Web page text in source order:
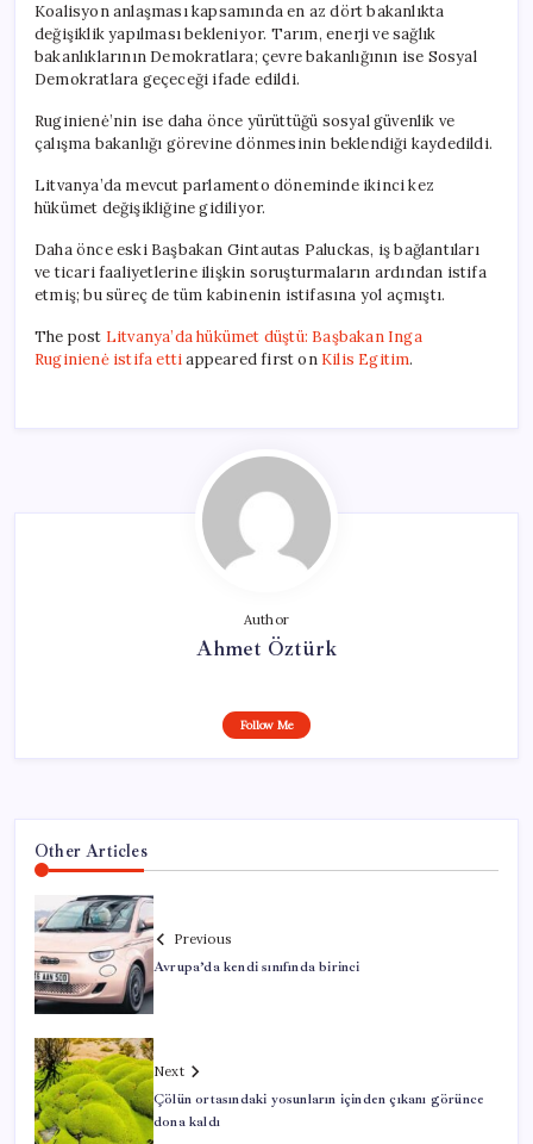
Koalisyon anlaşması kapsamında en az dört bakanlıkta
değişiklik yapılması bekleniyor. Tarım, enerji ve sağlık
bakanlıklarının Demokratlara; çevre bakanlığının ise Sosyal
Demokratlara geçeceği ifade edildi.
Ruginienė’nin ise daha önce yürüttüğü sosyal güvenlik ve
çalışma bakanlığı görevine dönmesinin beklendiği kaydedildi.
Litvanya’da mevcut parlamento döneminde ikinci kez
hükümet değişikliğine gidiliyor.
Daha önce eski Başbakan Gintautas Paluckas, iş bağlantıları
ve ticari faaliyetlerine ilişkin soruşturmaların ardından istifa
etmiş; bu süreç de tüm kabinenin istifasına yol açmıştı.
The post Litvanya’da hükümet düştü: Başbakan Inga
Ruginienė istifa ettiappeared first on Kilis Egitim.
Author
Ahmet Öztürk
Follow Me
Other Articles
Previous
Avrupa’da kendi sınıfında birinci
Next
Çölün ortasındaki yosunların içinden çıkanı görünce
dona kaldı